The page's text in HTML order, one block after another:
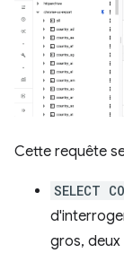
Cette requête
SELECT
gros, deux